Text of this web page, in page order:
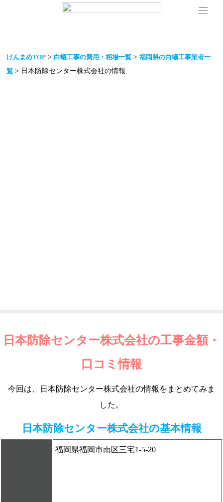
けんまめTOP > 白蟻工事の費用・相場一覧 >福岡県の白蟻工事業者一
覧 > 日本防除センター株式会社の情報
日本防除センター株式会社の工事金額・
口コミ情報
今回は、日本防除センター株式会社の情報をまとめてみま
した。
日本防除センター株式会社の基本情報
福岡県福岡市南区三宅1-5-20